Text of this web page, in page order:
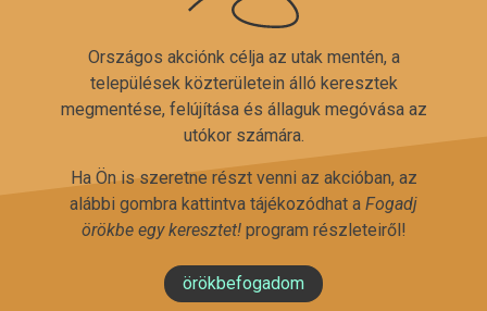
Országos akciónk célja az utak mentén, a
települések közterületein álló keresztek
megmentése, felújítása és állaguk megóvása az
utókor számára.
Ha Ön is szeretne részt venni az akcióban, az
alábbi gombra kattintva tájékozódhat a Fogadj
örökbe egy keresztet!program részleteiről!
örökbefogadom